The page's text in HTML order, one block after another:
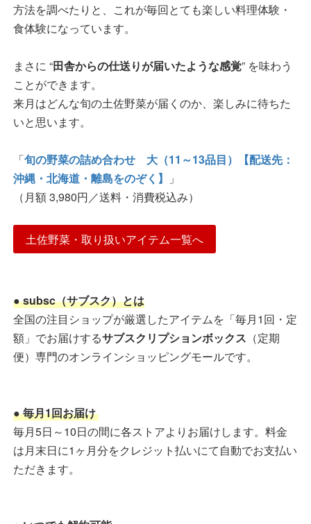
方法を調べたりと、これが毎回とても楽しい料理体験・
食体験になっています。
まさに “田舎からの仕送りが届いたような感覚” を味わう
ことができます。
来月はどんな旬の土佐野菜が届くのか、楽しみに待ちた
いと思います。
「旬の野菜の詰め合わせ 大（11～13品目）【配送先：
沖縄・北海道・離島をのぞく】
」
（月額 3,980円／送料・消費税込み）
土佐野菜・取り扱いアイテム一覧へ
● subsc（サブスク）とは
全国の注目ショップが厳選したアイテムを「毎月1回・定
額」でお届けするサブスクリプションボックス （定期
便）専門のオンラインショッピングモールです。
● 毎月1回お届け
毎月5日～10日の間に各ストアよりお届けします。料金
は月末日に1ヶ月分をクレジット払いにて自動でお支払い
ただきます。